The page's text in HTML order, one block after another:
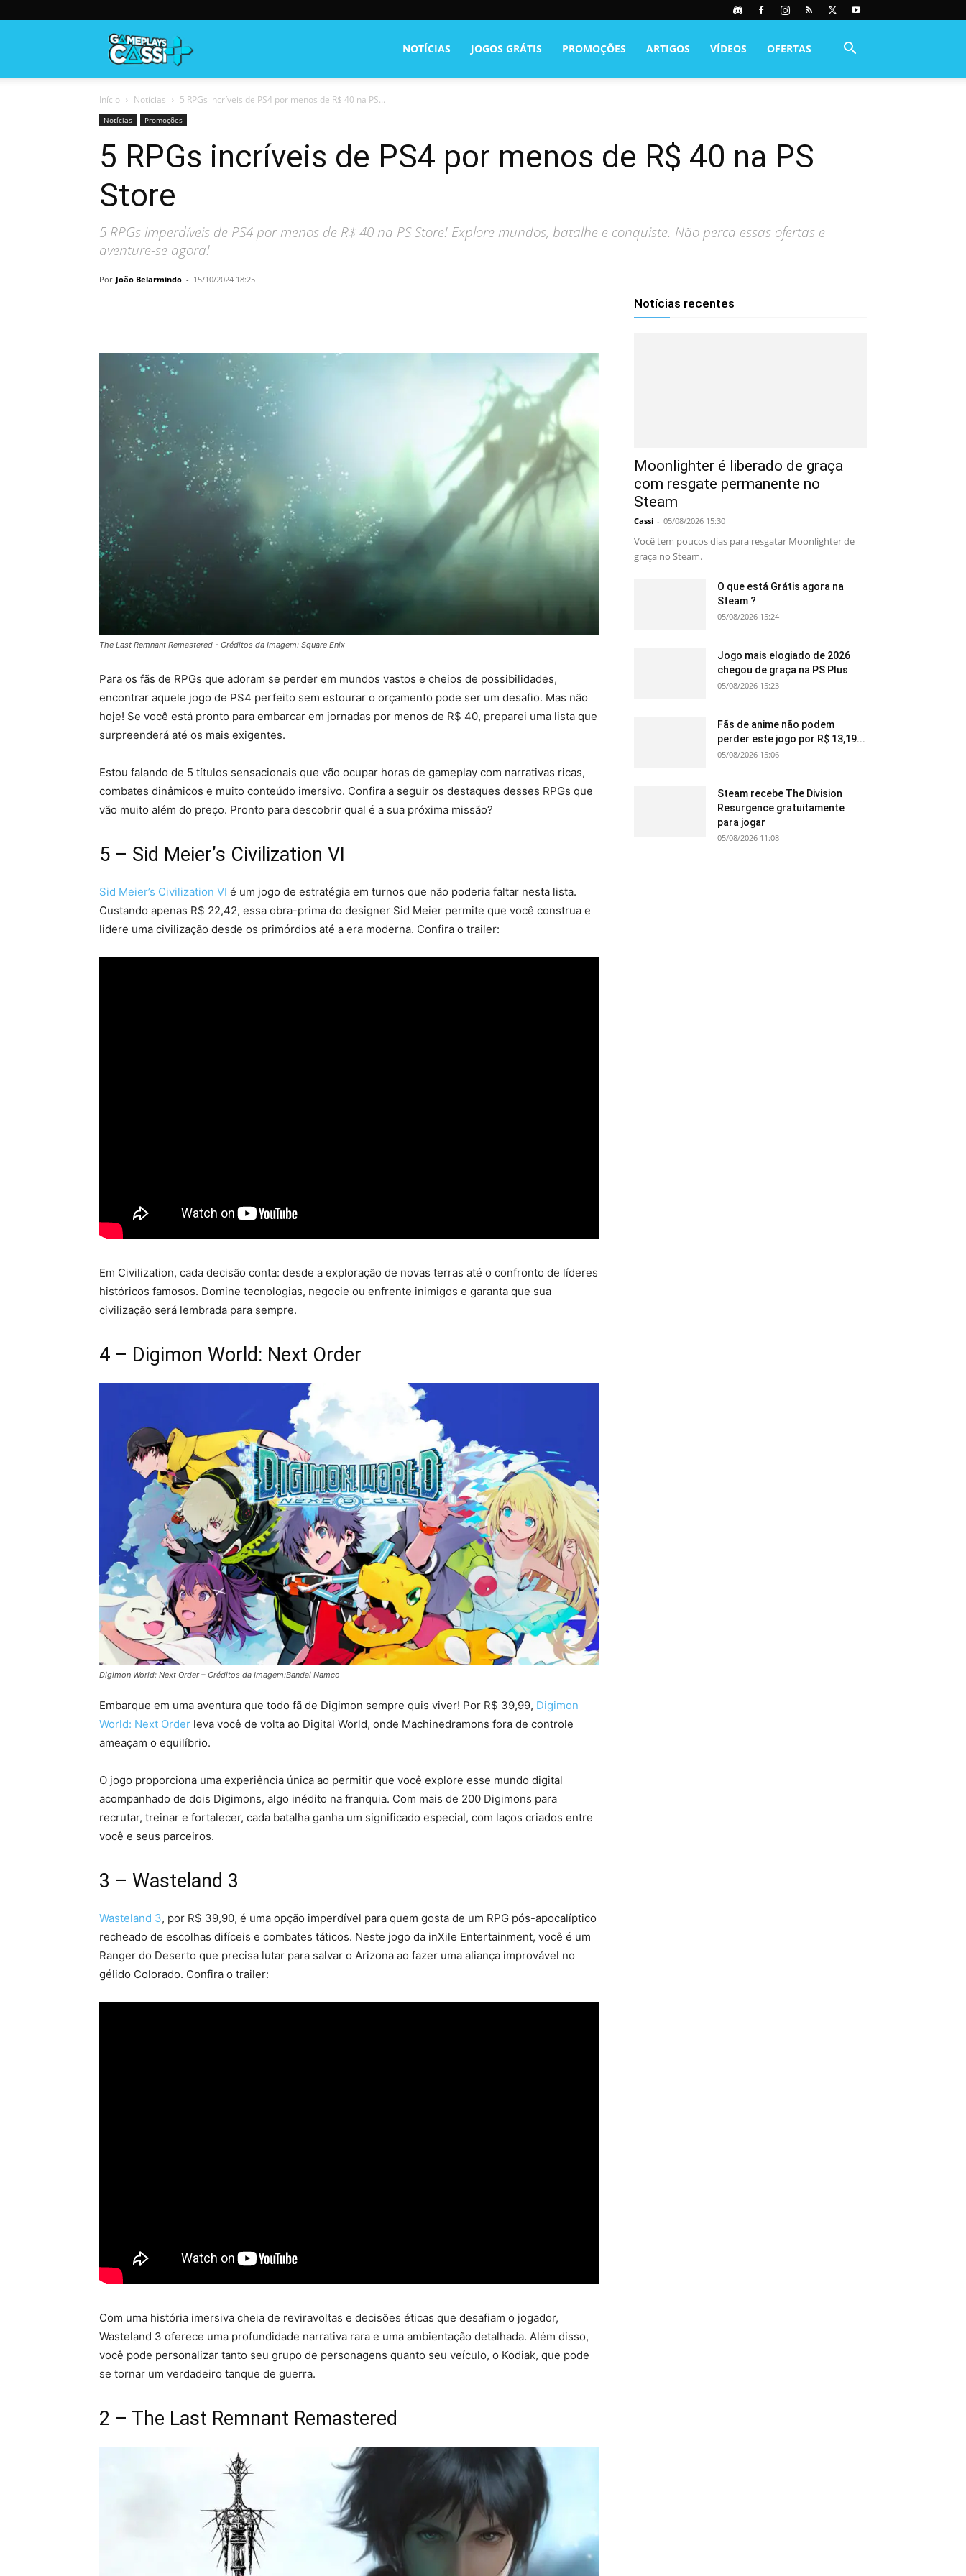
NOTÍCIAS JOGOS GRÁTIS PROMOÇÕES ARTIGOS VÍDEOS OFERTAS
Início Notícias 5 RPGs incríveis de PS4 por menos de R$ 40 na PS...
Notícias Promoções
5 RPGs incríveis de PS4 por menos de R$ 40 na PS
Store
5 RPGs imperdíveis de PS4 por menos de R$ 40 na PS Store! Explore mundos, batalhe e conquiste. Não perca essas ofertas e
aventure-se agora!
Por João Belarmindo - 15/10/2024 18:25
The Last Remnant Remastered - Créditos da Imagem: Square Enix
Para os fãs de RPGs que adoram se perder em mundos vastos e cheios de possibilidades,
encontrar aquele jogo de PS4 perfeito sem estourar o orçamento pode ser um desafio. Mas não
hoje! Se você está pronto para embarcar em jornadas por menos de R$ 40, preparei uma lista que
surpreenderá até os mais exigentes.
Estou falando de 5 títulos sensacionais que vão ocupar horas de gameplay com narrativas ricas,
combates dinâmicos e muito conteúdo imersivo. Confira a seguir os destaques desses RPGs que
vão muito além do preço. Pronto para descobrir qual é a sua próxima missão?
5 – Sid Meier’s Civilization VI
Sid Meier’s Civilization VI é um jogo de estratégia em turnos que não poderia faltar nesta lista.
Custando apenas R$ 22,42, essa obra-prima do designer Sid Meier permite que você construa e
lidere uma civilização desde os primórdios até a era moderna. Confira o trailer:
Em Civilization, cada decisão conta: desde a exploração de novas terras até o confronto de líderes
históricos famosos. Domine tecnologias, negocie ou enfrente inimigos e garanta que sua
civilização será lembrada para sempre.
4 – Digimon World: Next Order
Digimon World: Next Order – Créditos da Imagem:Bandai Namco
Embarque em uma aventura que todo fã de Digimon sempre quis viver! Por R$ 39,99, Digimon
World: Next Order leva você de volta ao Digital World, onde Machinedramons fora de controle
ameaçam o equilíbrio.
O jogo proporciona uma experiência única ao permitir que você explore esse mundo digital
acompanhado de dois Digimons, algo inédito na franquia. Com mais de 200 Digimons para
recrutar, treinar e fortalecer, cada batalha ganha um significado especial, com laços criados entre
você e seus parceiros.
3 – Wasteland 3
Wasteland 3, por R$ 39,90, é uma opção imperdível para quem gosta de um RPG pós-apocalíptico
recheado de escolhas difíceis e combates táticos. Neste jogo da inXile Entertainment, você é um
Ranger do Deserto que precisa lutar para salvar o Arizona ao fazer uma aliança improvável no
gélido Colorado. Confira o trailer:
Com uma história imersiva cheia de reviravoltas e decisões éticas que desafiam o jogador,
Wasteland 3 oferece uma profundidade narrativa rara e uma ambientação detalhada. Além disso,
você pode personalizar tanto seu grupo de personagens quanto seu veículo, o Kodiak, que pode
se tornar um verdadeiro tanque de guerra.
2 – The Last Remnant Remastered
Notícias recentes
Moonlighter é liberado de graça
com resgate permanente no
Steam
Cassi - 05/08/2026 15:30
Você tem poucos dias para resgatar Moonlighter de
graça no Steam.
O que está Grátis agora na
Steam ?
05/08/2026 15:24
Jogo mais elogiado de 2026
chegou de graça na PS Plus
05/08/2026 15:23
Fãs de anime não podem
perder este jogo por R$ 13,19...
05/08/2026 15:06
Steam recebe The Division
Resurgence gratuitamente
para jogar
05/08/2026 11:08